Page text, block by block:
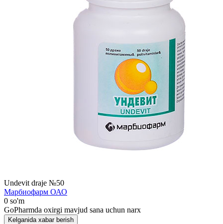
Undevit draje №50
Марбиофарм ОАО
0 so'm
GoPharmda oxirgi mavjud sana uchun narx
Kelganida xabar berish